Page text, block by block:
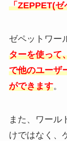
「ZEPPET(ゼ
ゼペットワー
ターを使って
で他のユーザ
ができます。
また、ワール
けではなく、